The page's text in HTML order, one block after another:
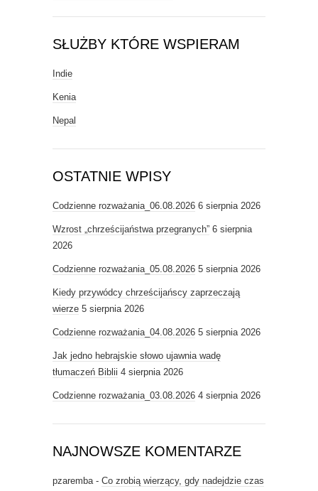
SŁUŻBY KTÓRE WSPIERAM
Indie
Kenia
Nepal
OSTATNIE WPISY
Codzienne rozważania_06.08.2026 6 sierpnia 2026
Wzrost „chrześcijaństwa przegranych” 6 sierpnia
2026
Codzienne rozważania_05.08.2026 5 sierpnia 2026
Kiedy przywódcy chrześcijańscy zaprzeczają
wierze 5 sierpnia 2026
Codzienne rozważania_04.08.2026 5 sierpnia 2026
Jak jedno hebrajskie słowo ujawnia wadę
tłumaczeń Biblii 4 sierpnia 2026
Codzienne rozważania_03.08.2026 4 sierpnia 2026
NAJNOWSZE KOMENTARZE
pzaremba- Co zrobią wierzący, gdy nadejdzie czas